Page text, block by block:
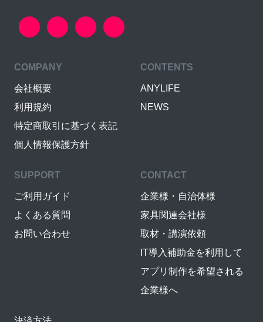
COMPANY
会社概要
利用規約
特定商取引に基づく表記
個人情報保護方針
CONTENTS
ANYLIFE
NEWS
SUPPORT
ご利用ガイド
よくある質問
お問い合わせ
CONTACT
企業様・自治体様
家具関連会社様
取材・講演依頼
IT導入補助金を利用して
アプリ制作を希望される
企業様へ